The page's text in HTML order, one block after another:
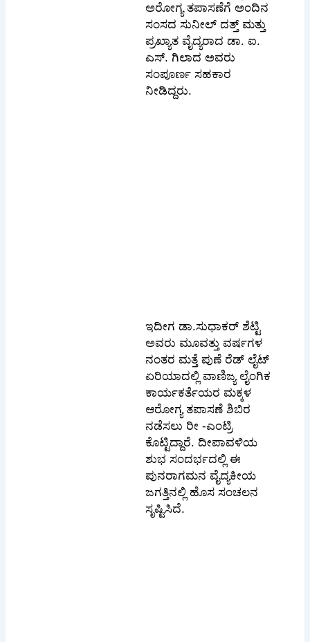
ಅರೋಗ್ಯ ತಪಾಸಣೆಗೆ ಅಂದಿನ
ಸಂಸದ ಸುನೀಲ್ ದತ್ತ್ ಮತ್ತು
ಪ್ರಖ್ಯಾತ ವೈದ್ಯರಾದ ಡಾ. ಐ.
ಎಸ್. ಗಿಲಾದ ಅವರು
ಸಂಪೂರ್ಣ ಸಹಕಾರ
ನೀಡಿದ್ದರು.
ಇದೀಗ ಡಾ.ಸುಧಾಕರ್ ಶೆಟ್ಟಿ
ಅವರು ಮೂವತ್ತು ವರ್ಷಗಳ
ನಂತರ ಮತ್ತೆ ಪುಣೆ ರೆಡ್ ಲೈಟ್
ಏರಿಯಾದಲ್ಲಿ ವಾಣಿಜ್ಯ ಲೈಂಗಿಕ
ಕಾರ್ಯಕರ್ತೆಯರ ಮಕ್ಕಳ
ಆರೋಗ್ಯ ತಪಾಸಣೆ ಶಿಬಿರ
ನಡೆಸಲು ರೀ -ಎಂಟ್ರಿ
ಕೊಟ್ಟಿದ್ದಾರೆ. ದೀಪಾವಳಿಯ
ಶುಭ ಸಂದರ್ಭದಲ್ಲಿ ಈ
ಪುನರಾಗಮನ ವೈದ್ಯಕೀಯ
ಜಗತ್ತಿನಲ್ಲಿ ಹೊಸ ಸಂಚಲನ
ಸೃಷ್ಟಿಸಿದೆ.